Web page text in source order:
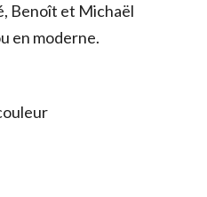
Benoît et Michaël
en moderne.